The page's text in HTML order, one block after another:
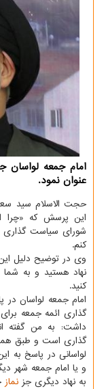
امام جمعه لواسان
عنوان نمود.
حجت الاسلام سید
این پرسش که «چرا
شورای سیاست گذاری
کنم.
وی در توضیح دلیل
نهاد هستید و به شما
کنید.
امام جمعه لواسان
گذاری ائمه جمعه
داشت: به من گفته
گذاری است و طبق
لواسانی در پاسخ به
و یا امام جمعه شهر
به نهاد دیگری جز نماز